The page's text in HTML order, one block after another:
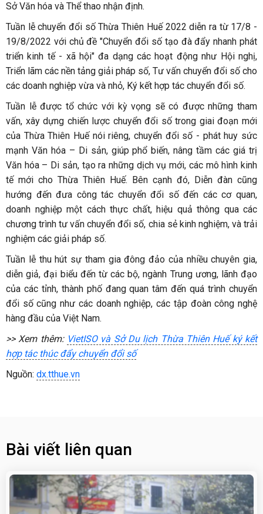
Sở Văn hóa và Thể thao nhận định.
Tuần lễ chuyển đổi số Thừa Thiên Huế 2022 diễn ra từ 17/8 -
19/8/2022 với chủ đề "Chuyển đổi số tạo đà đẩy nhanh phát
triển kinh tế - xã hội" đa dạng các hoạt động như Hội nghị,
Triển lãm các nền tảng giải pháp số, Tư vấn chuyển đổi số cho
các doanh nghiệp vừa và nhỏ, Ký kết hợp tác chuyển đổi số.
Tuần lễ được tổ chức với kỳ vọng sẽ có được những tham
vấn, xây dựng chiến lược chuyển đổi số trong giai đoạn mới
của Thừa Thiên Huế nói riêng, chuyển đổi số - phát huy sức
mạnh Văn hóa – Di sản, giúp phổ biến, nâng tầm các giá trị
Văn hóa – Di sản, tạo ra những dịch vụ mới, các mô hình kinh
tế mới cho Thừa Thiên Huế. Bên cạnh đó, Diễn đàn cũng
hướng đến đưa công tác chuyển đổi số đến các cơ quan,
doanh nghiệp một cách thực chất, hiệu quả thông qua các
chương trình tư vấn chuyển đổi số, chia sẻ kinh nghiệm, và trải
nghiệm các giải pháp số.
Tuần lễ thu hút sự tham gia đông đảo của nhiều chuyên gia,
diễn giả, đại biểu đến từ các bộ, ngành Trung ương, lãnh đạo
của các tỉnh, thành phố đang quan tâm đến quá trình chuyển
đổi số cũng như các doanh nghiệp, các tập đoàn công nghệ
hàng đầu của Việt Nam.
>> Xem thêm: VietISO và Sở Du lịch Thừa Thiên Huế ký kết
hợp tác thúc đẩy chuyển đổi số
Nguồn: dx.tthue.vn
Bài viết liên quan